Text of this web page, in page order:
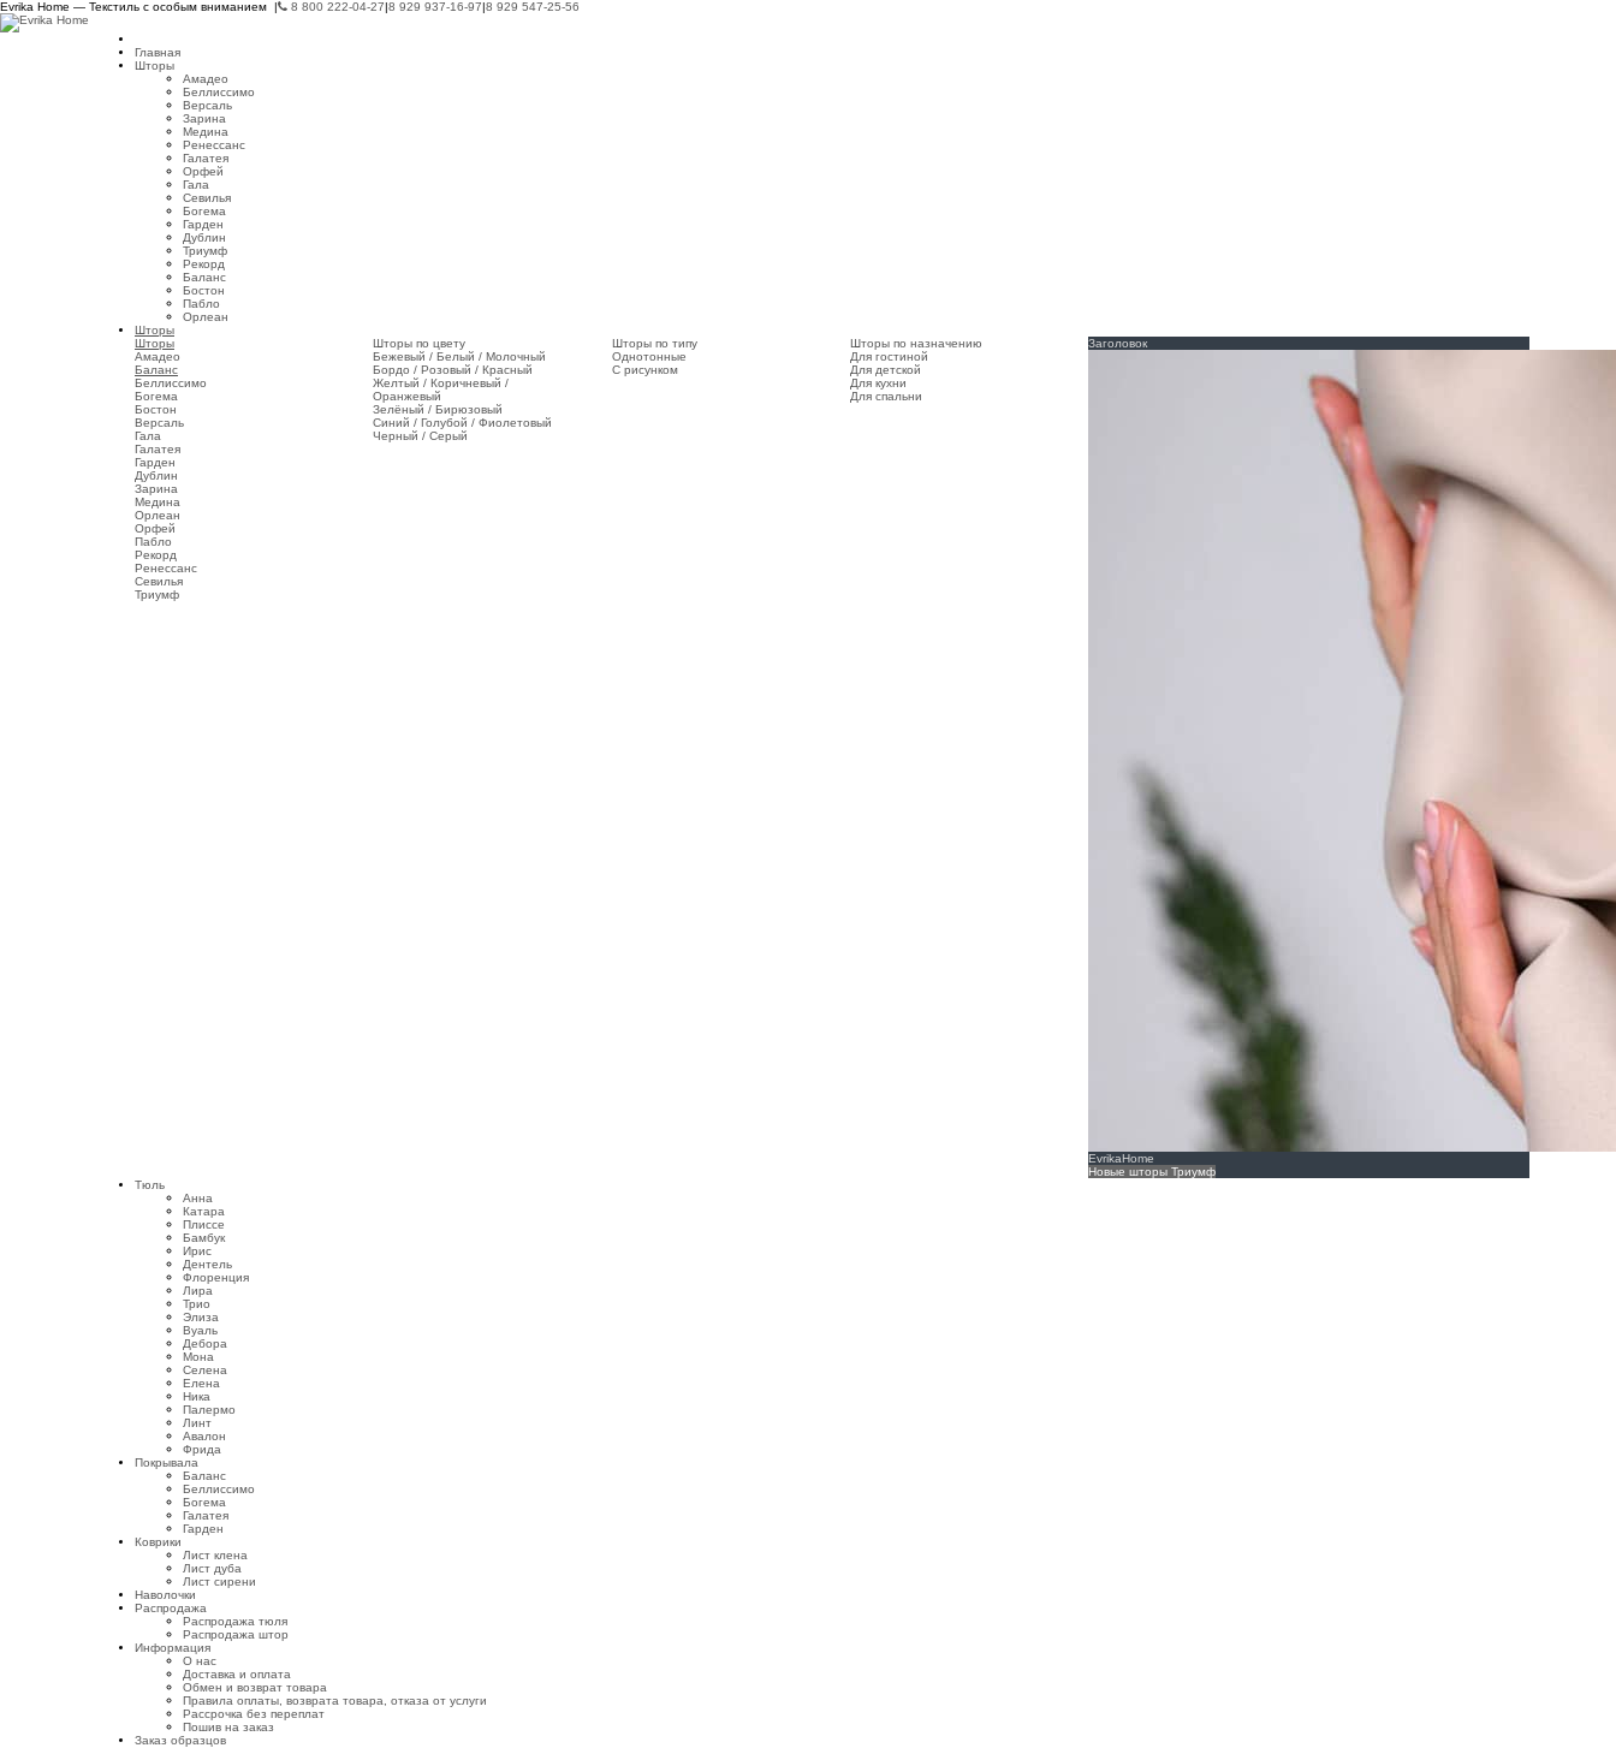
Evrika Home — Текстиль с особым вниманием | 8 800 222-04-27|8 929 937-16-97|8 929 547-25-56
Главная
Шторы
Амадео
Беллиссимо
Версаль
Зарина
Медина
Ренессанс
Галатея
Орфей
Гала
Севилья
Богема
Гарден
Дублин
Триумф
Рекорд
Баланс
Бостон
Пабло
Орлеан
Шторы
Шторы
Амадео
Баланс
Беллиссимо
Богема
Бостон
Версаль
Гала
Галатея
Гарден
Дублин
Зарина
Медина
Орлеан
Орфей
Пабло
Рекорд
Ренессанс
Севилья
Триумф
Шторы по цвету
Бежевый / Белый / Молочный
Бордо / Розовый / Красный
Желтый / Коричневый /
Оранжевый
Зелёный / Бирюзовый
Синий / Голубой / Фиолетовый
Черный / Серый
Шторы по типу
Однотонные
С рисунком
Шторы по назначению
Для гостиной
Для детской
Для кухни
Для спальни
Заголовок
EvrikaHome
Новые шторы Триумф
Тюль
Анна
Катара
Плиссе
Бамбук
Ирис
Дентель
Флоренция
Лира
Трио
Элиза
Вуаль
Дебора
Мона
Селена
Елена
Ника
Палермо
Линт
Авалон
Фрида
Покрывала
Баланс
Беллиссимо
Богема
Галатея
Гарден
Коврики
Лист клена
Лист дуба
Лист сирени
Наволочки
Распродажа
Распродажа тюля
Распродажа штор
Информация
О нас
Доставка и оплата
Обмен и возврат товара
Правила оплаты, возврата товара, отказа от услуги
Рассрочка без переплат
Пошив на заказ
Заказ образцов